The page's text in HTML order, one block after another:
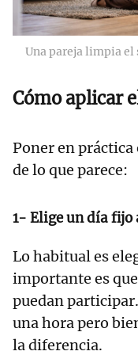
Una pareja limpia el
Cómo aplicar
Poner en práctica
de lo que parece:
1- Elige un día fijo
Lo habitual es
importante es
puedan
una hora pero
la diferencia.